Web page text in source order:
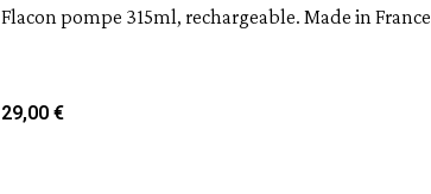
Flacon pompe 315ml, rechargeable. Made in France
29,00 €